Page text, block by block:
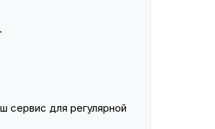
сервис для регулярной